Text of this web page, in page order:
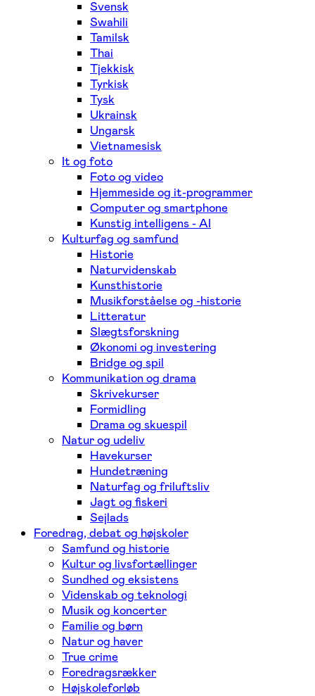
Svensk
Swahili
Tamilsk
Thai
Tjekkisk
Tyrkisk
Tysk
Ukrainsk
Ungarsk
Vietnamesisk
It og foto
Foto og video
Hjemmeside og it-programmer
Computer og smartphone
Kunstig intelligens - AI
Kulturfag og samfund
Historie
Naturvidenskab
Kunsthistorie
Musikforståelse og -historie
Litteratur
Slægtsforskning
Økonomi og investering
Bridge og spil
Kommunikation og drama
Skrivekurser
Formidling
Drama og skuespil
Natur og udeliv
Havekurser
Hundetræning
Naturfag og friluftsliv
Jagt og fiskeri
Sejlads
Foredrag, debat og højskoler
Samfund og historie
Kultur og livsfortællinger
Sundhed og eksistens
Videnskab og teknologi
Musik og koncerter
Familie og børn
Natur og haver
True crime
Foredragsrækker
Højskoleforløb